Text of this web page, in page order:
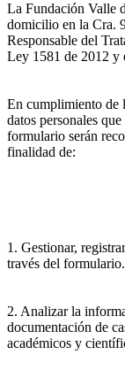
La Fundación Valle
domicilio en la Cra.
Responsable del
Ley 1581 de 2012 y
En cumplimiento de
datos personales
formulario serán
finalidad de:
1. Gestionar,
través del formulario.
2. Analizar la
documentación de
académicos y